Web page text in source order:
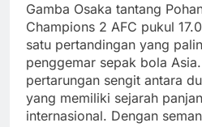
Gamba Osaka tantang
Champions 2 AFC pukul
satu pertandingan yang
penggemar sepak bola
pertarungan sengit antara
yang memiliki sejarah
internasional. Dengan